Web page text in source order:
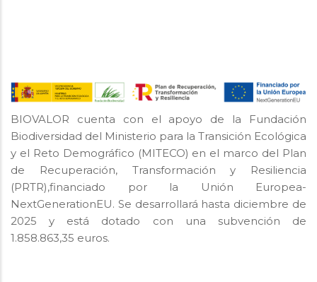
BIOVALOR cuenta con el apoyo de la Fundación
Biodiversidad del Ministerio para la Transición Ecológica
y el Reto Demográfico (MITECO) en el marco del Plan
de Recuperación, Transformación y Resiliencia
(PRTR),financiado por la Unión Europea-
NextGenerationEU. Se desarrollará hasta diciembre de
2025 y está dotado con una subvención de
1.858.863,35 euros.